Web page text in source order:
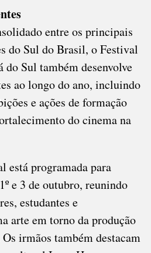
entre os principais
do Sul do Brasil, o Festival
do Sul também desenvolve
ao longo do ano, incluindo
e ações de formação
do cinema na
está programada para
e 3 de outubro, reunindo
estudantes e
arte em torno da produção
irmãos também destacam